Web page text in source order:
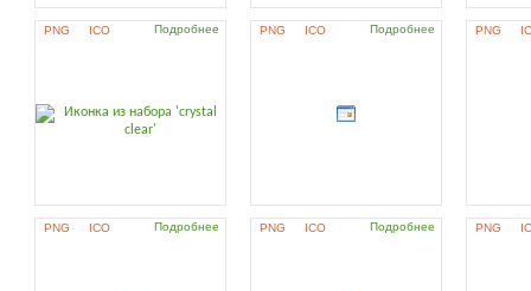
PNG ICO Подробнее PNG ICO Подробнее PNG
PNG ICO Подробнее PNG ICO Подробнее PNG